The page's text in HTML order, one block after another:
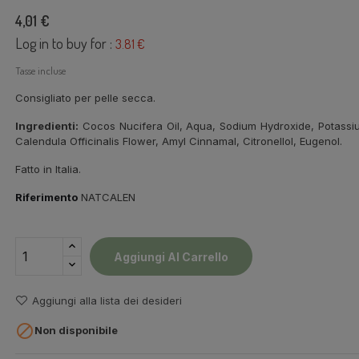
4,01 €
Log in to buy for : 3.81 €
Tasse incluse
Consigliato per pelle secca.
Ingredienti: Cocos Nucifera Oil, Aqua, Sodium Hydroxide,
Calendula Officinalis Flower, Amyl Cinnamal, Citronellol, Eugenol.
Fatto in Italia.
Riferimento NATCALEN
Aggiungi Al Carrello
Aggiungi alla lista dei desideri
Non disponibile